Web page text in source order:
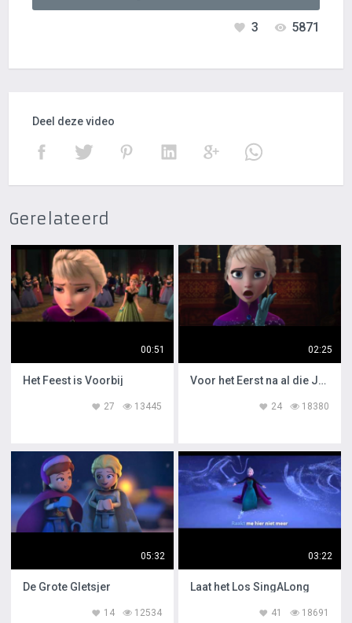
5871
3
Deel deze video
Gerelateerd
00:51
Het Feest is Voorbij
13445
27
02:25
Voor het Eerst na al die Jaren
18380
24
05:32
De Grote Gletsjer
12534
14
03:22
Laat het Los SingALong
18691
41